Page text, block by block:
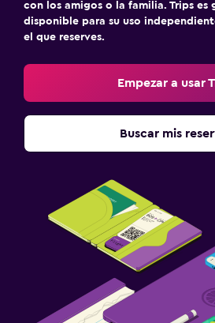
con los amigos o la familia. Trips es
disponible para su uso
el que reserves.
Empezar a usar
Buscar mis